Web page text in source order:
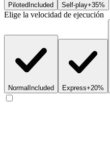
PilotedIncluded Self-play+35%
Elige la velocidad de ejecución
NormalIncluded Express+20%